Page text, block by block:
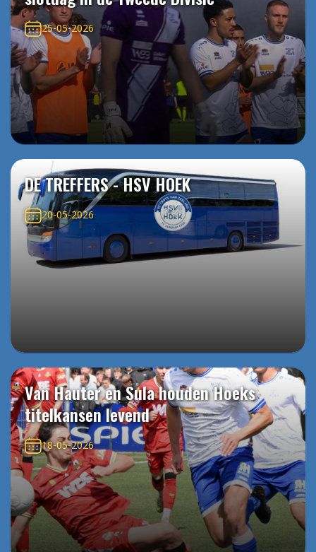
25-05-2026
DE TREFFERS - HSV HOEK
20-05-2026
Van Hauter en Sula houden Hoeks
titelkansen levend
18-05-2026